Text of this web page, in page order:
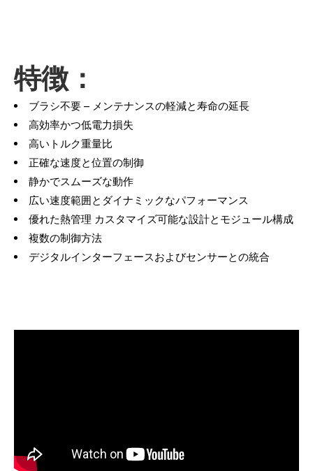
特徴：
ブラシ不要 – メンテナンスの軽減と寿命の延長
高効率かつ低電力損失
高いトルク重量比
正確な速度と位置の制御
静かでスムーズな動作
広い速度範囲とダイナミックなパフォーマンス
優れた熱管理 カスタマイズ可能な設計とモジュール構成
複数の制御方法
デジタルインターフェースおよびセンサーとの統合